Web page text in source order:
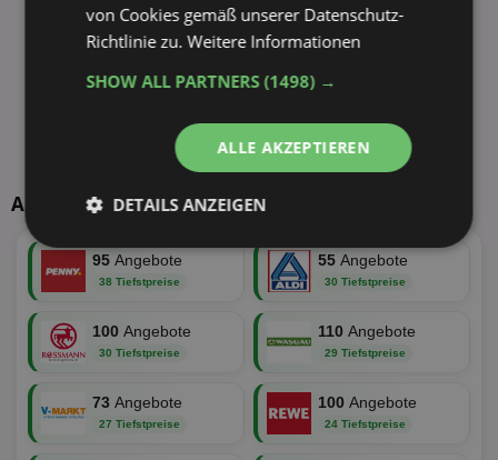
Aktuelle TOP-Händler
95 Angebote
38 Tiefstpreise
55 Angebote
30 Tiefstpreise
100 Angebote
30 Tiefstpreise
110 Angebote
29 Tiefstpreise
73 Angebote
27 Tiefstpreise
100 Angebote
24 Tiefstpreise
von Cookies gemäß unserer Datenschutz-
Richtlinie zu.Weitere Informationen
SHOW ALL PARTNERS(1498) →
ALLE AKZEPTIEREN
DETAILS ANZEIGEN
Unbedingt
erforderlich
Performance
Targeting Funktionalität
Unklassifizierte